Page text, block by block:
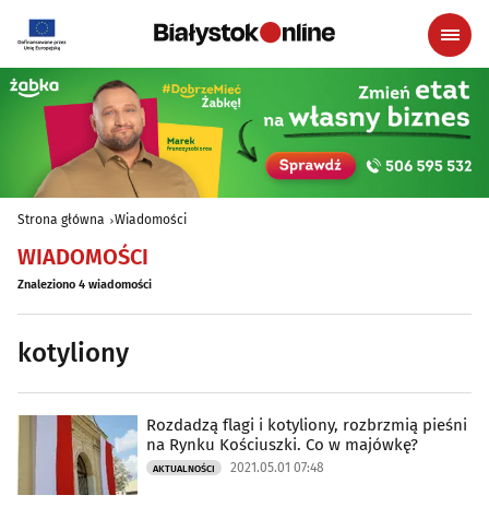
Strona główna Wiadomości
WIADOMOŚCI
Znaleziono 4 wiadomości
kotyliony
Rozdadzą flagi i kotyliony, rozbrzmią pieśni
na Rynku Kościuszki. Co w majówkę?
AKTUALNOŚCI 2021.05.01 07:48